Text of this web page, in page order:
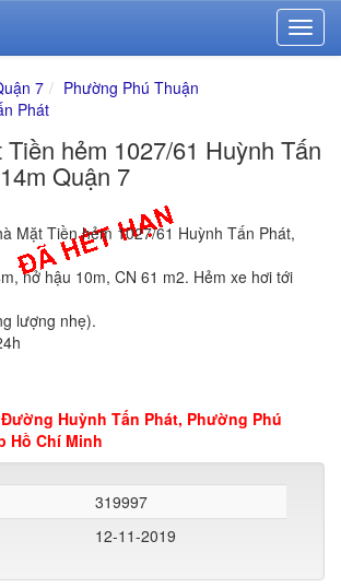
7
Phường Phú Thuận
Phát
hẻm 1027/61 Huỳnh Tấn
Quận 7
Mặt Tiền hẻm 1027/61 Huỳnh Tấn Phát,
nở hậu 10m, CN 61 m2. Hẻm xe hơi tới
lượng nhẹ).
Đường Huỳnh Tấn Phát, Phường Phú
Hồ Chí Minh
319997
12-11-2019